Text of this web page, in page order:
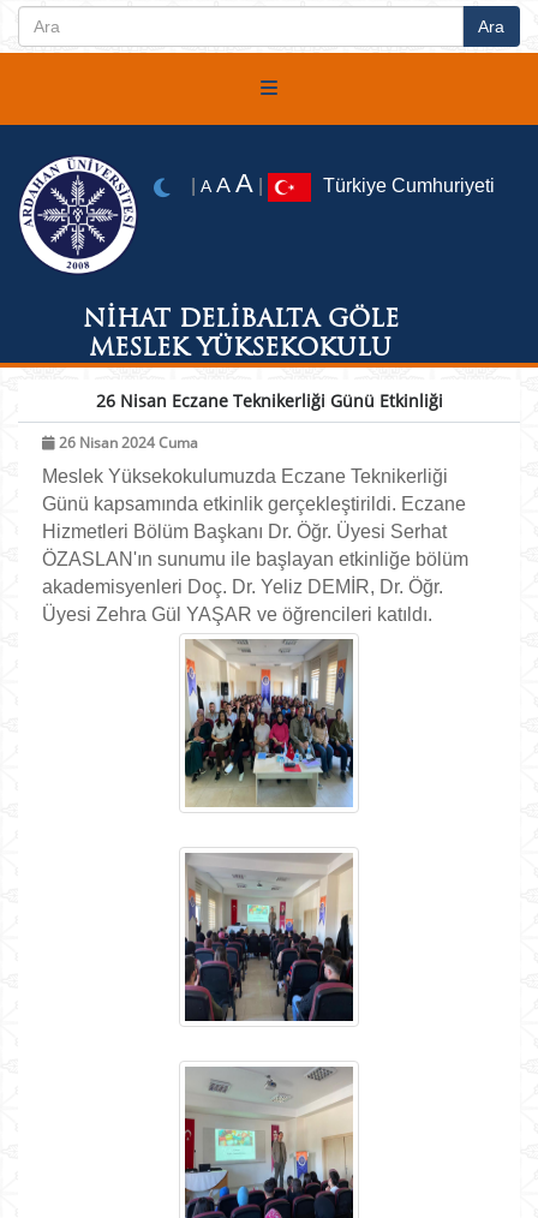
NİHAT DELİBALTA GÖLE
MESLEK YÜKSEKOKULU
A A A Türkiye Cumhuriyeti
26 Nisan Eczane Teknikerliği Günü Etkinliği
26 Nisan 2024 Cuma
Meslek Yüksekokulumuzda Eczane Teknikerliği
Günü kapsamında etkinlik gerçekleştirildi. Eczane
Hizmetleri Bölüm Başkanı Dr. Öğr. Üyesi Serhat
ÖZASLAN'ın sunumu ile başlayan etkinliğe bölüm
akademisyenleri Doç. Dr. Yeliz DEMİR, Dr. Öğr.
Üyesi Zehra Gül YAŞAR ve öğrencileri katıldı.